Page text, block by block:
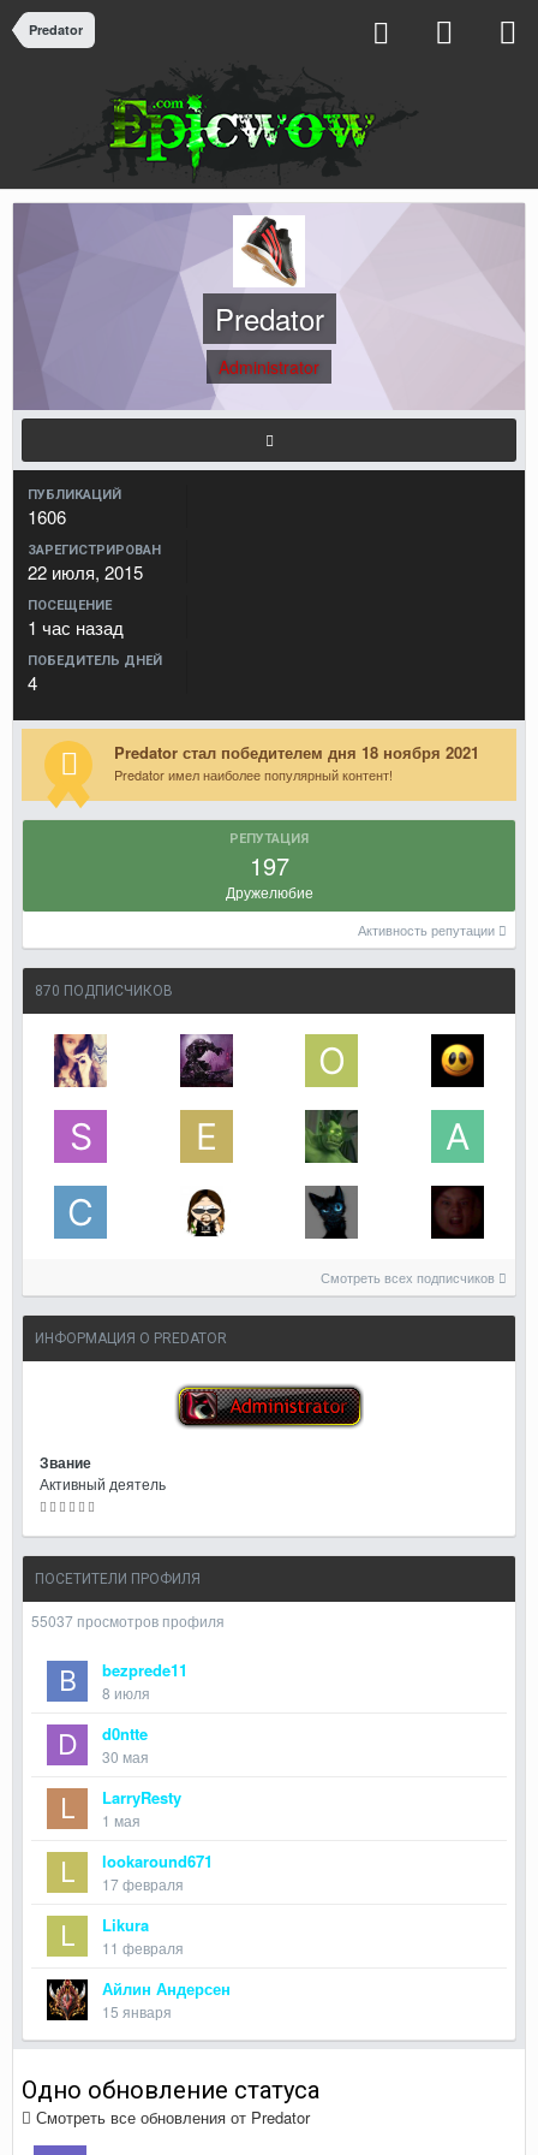
Predator
Predator
Administrator
ПУБЛИКАЦИЙ
1606
ЗАРЕГИСТРИРОВАН
22 июля, 2015
ПОСЕЩЕНИЕ
1 час назад
ПОБЕДИТЕЛЬ ДНЕЙ
4
Predator стал победителем дня 18 ноября 2021
Predator имел наиболее популярный контент!
РЕПУТАЦИЯ
197
Дружелюбие
Активность репутации
870 ПОДПИСЧИКОВ
Смотреть всех подписчиков
ИНФОРМАЦИЯ О PREDATOR
Звание
Активный деятель
ПОСЕТИТЕЛИ ПРОФИЛЯ
55037 просмотров профиля
bezprede11
8 июля
d0ntte
30 мая
LarryResty
1 мая
lookaround671
17 февраля
Likura
11 февраля
Айлин Андерсен
15 января
Одно обновление статуса
Смотреть все обновления от Predator